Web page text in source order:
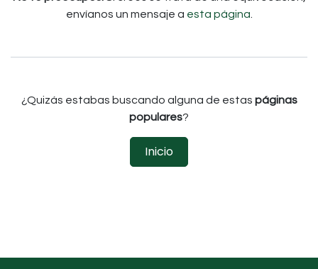
envíanos un mensaje a esta página
¿Quizás estabas buscando alguna de estas páginas
populares?
Inicio